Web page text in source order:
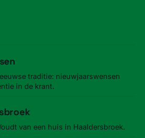
traditie: nieuwjaarswensen
in de krant.
van een huis in Haaldersbroek.